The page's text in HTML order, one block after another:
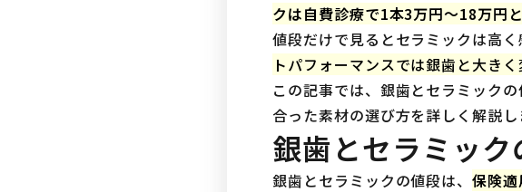
クは自費診療で1本3万円〜18万円
値段だけで見るとセラミックは高く
トパフォーマンスでは銀歯と大き
この記事では、銀歯とセラミック
合った素材の選び方を詳しく解説
銀歯とセラミッ
銀歯とセラミックの値段は、保険